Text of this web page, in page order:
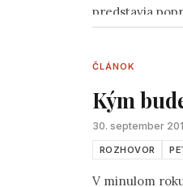
predstavia
osobnosti a
ČLÁNOK
Kým
30. september
ROZHOVOR
V minulom